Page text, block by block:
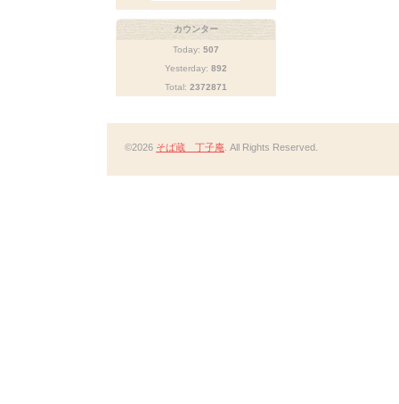
カウンター
Today: 507
Yesterday: 892
Total: 2372871
©2026 そば蔵 丁子庵 . All Rights Reserved.